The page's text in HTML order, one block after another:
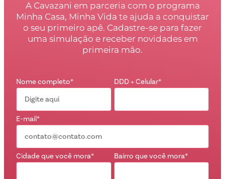
A Cavazani em parceria com o programa
Minha Casa, Minha Vida te ajuda a conquistar
o seu primeiro apê. Cadastre-se para fazer
uma simulação e receber novidades em
primeira mão.
Nome completo* DDD + Celular*
E-mail*
Cidade que você mora* Bairro que você mora*